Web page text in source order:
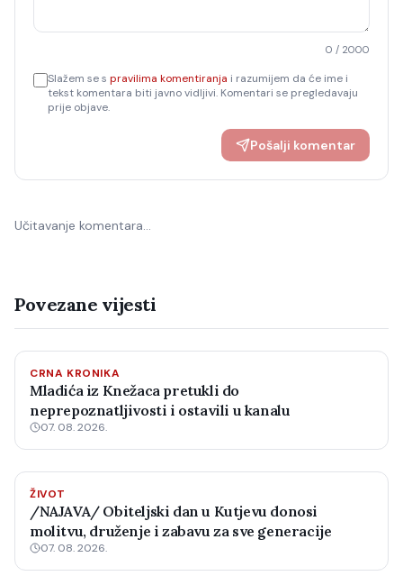
0 / 2000
Slažem se s pravilima komentiranja i razumijem da će ime i
tekst komentara biti javno vidljivi. Komentari se pregledavaju
prije objave.
Pošalji komentar
Učitavanje komentara…
Povezane vijesti
CRNA KRONIKA
Mladića iz Knežaca pretukli do
neprepoznatljivosti i ostavili u kanalu
07. 08. 2026.
ŽIVOT
/NAJAVA/ Obiteljski dan u Kutjevu donosi
molitvu, druženje i zabavu za sve generacije
07. 08. 2026.